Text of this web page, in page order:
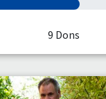
9 Dons